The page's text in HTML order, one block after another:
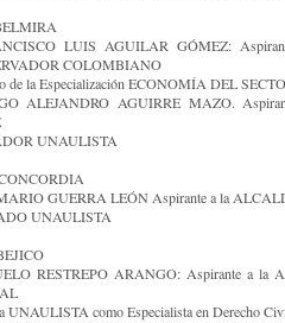
LUIS AGUILAR GÓMEZ:
COLOMBIANO
de la Especialización ECONOMÍA DEL
ALEJANDRO AGUIRRE MAZO.
UNAULISTA
GUERRA LEÓN Aspirante a la
UNAULISTA
RESTREPO ARANGO: Aspirante a
UNAULISTA como Especialista en Derecho